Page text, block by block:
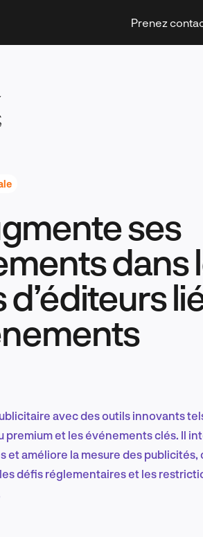
Prenez
ses
dans
avec des outils innovants
premium et les événements clés. Il
et améliore la mesure des publicités,
défis réglementaires et les